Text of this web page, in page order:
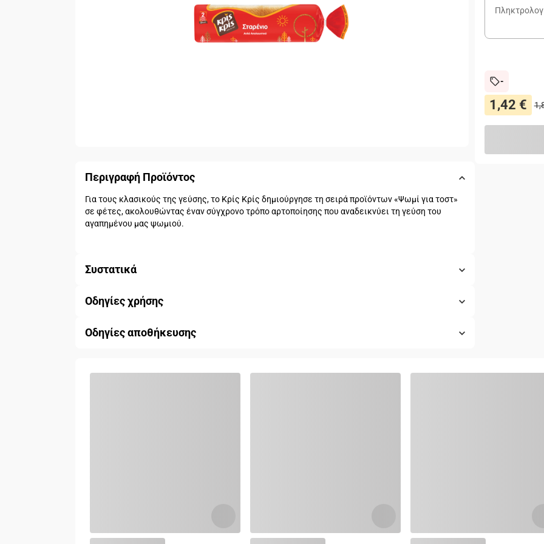
Περιγραφή Προϊόντος
Για τους κλασικούς της γεύσης, το Κρίς Κρίς δημιούργησε τη σειρά προϊόντων «Ψωμί για τοστ»
σε φέτες, ακολουθώντας έναν σύγχρονο τρόπο αρτοποίησης που αναδεικνύει τη γεύση του
αγαπημένου μας ψωμιού.
Συστατικά
Οδηγίες χρήσης
Οδηγίες αποθήκευσης
-
1,42 €